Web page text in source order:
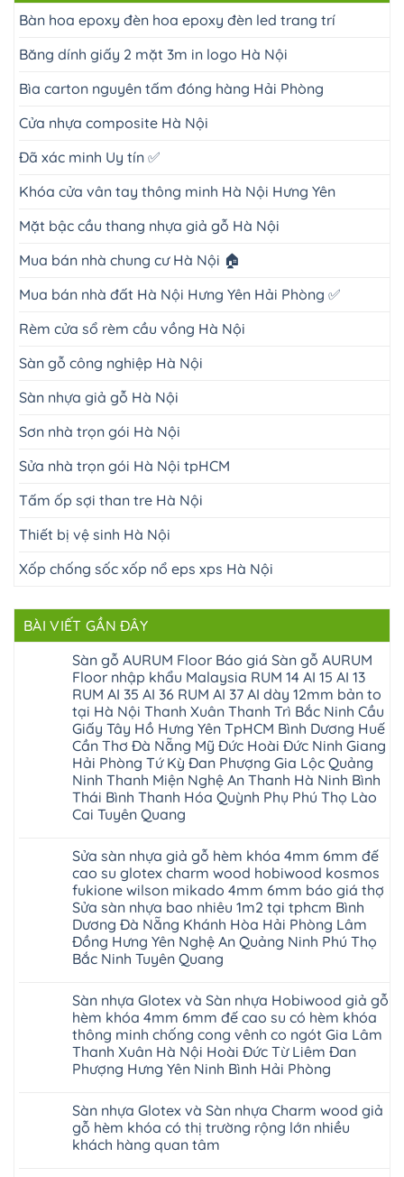
Bàn hoa epoxy đèn hoa epoxy đèn led trang trí
Băng dính giấy 2 mặt 3m in logo Hà Nội
Bìa carton nguyên tấm đóng hàng Hải Phòng
Cửa nhựa composite Hà Nội
Đã xác minh Uy tín ✅
Khóa cửa vân tay thông minh Hà Nội Hưng Yên
Mặt bậc cầu thang nhựa giả gỗ Hà Nội
Mua bán nhà chung cư Hà Nội 🏠
Mua bán nhà đất Hà Nội Hưng Yên Hải Phòng ✅
Rèm cửa sổ rèm cầu vồng Hà Nội
Sàn gỗ công nghiệp Hà Nội
Sàn nhựa giả gỗ Hà Nội
Sơn nhà trọn gói Hà Nội
Sửa nhà trọn gói Hà Nội tpHCM
Tấm ốp sợi than tre Hà Nội
Thiết bị vệ sinh Hà Nội
Xốp chống sốc xốp nổ eps xps Hà Nội
BÀI VIẾT GẦN ĐÂY
Sàn gỗ AURUM Floor Báo giá Sàn gỗ AURUM
Floor nhập khẩu Malaysia RUM 14 AI 15 AI 13
RUM AI 35 AI 36 RUM AI 37 AI dày 12mm bản to
tại Hà Nội Thanh Xuân Thanh Trì Bắc Ninh Cầu
Giấy Tây Hồ Hưng Yên TpHCM Bình Dương Huế
Cần Thơ Đà Nẵng Mỹ Đức Hoài Đức Ninh Giang
Hải Phòng Tứ Kỳ Đan Phượng Gia Lộc Quảng
Ninh Thanh Miện Nghệ An Thanh Hà Ninh Bình
Thái Bình Thanh Hóa Quỳnh Phụ Phú Thọ Lào
Cai Tuyên Quang
bình
luận
ở
Sàn
gỗ
AURUM
Floor
Báo
giá
Sàn
Floor
nhập
khẩu
Malaysia
RUM
14
AI
13
RUM
AI
35
AI
Sửa sàn nhựa giả gỗ hèm khóa 4mm 6mm đế
cao su glotex charm wood hobiwood kosmos
fukione wilson mikado 4mm 6mm báo giá thợ
Sửa sàn nhựa bao nhiêu 1m2 tại tphcm Bình
Dương Đà Nẵng Khánh Hòa Hải Phòng Lâm
Đồng Hưng Yên Nghệ An Quảng Ninh Phú Thọ
Bắc Ninh Tuyên Quang
bình
luận
ở
Sửa
sàn
nhựa
giả
khóa
4mm
6mm
đế
cao
Sàn nhựa Glotex và Sàn nhựa Hobiwood giả gỗ
hèm khóa 4mm 6mm đế cao su có hèm khóa
thông minh chống cong vênh co ngót Gia Lâm
Thanh Xuân Hà Nội Hoài Đức Từ Liêm Đan
Phượng Hưng Yên Ninh Bình Hải Phòng
bình
luận
ở
Sàn
Sàn nhựa Glotex và Sàn nhựa Charm wood giả
gỗ hèm khóa có thị trường rộng lớn nhiều
khách hàng quan tâm